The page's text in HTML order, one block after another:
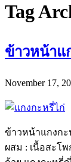
Tag
ข้าวหน้าแ
November 17,
ข้าวหน้าแกงกะ
ผสม : เนื้อสะโ